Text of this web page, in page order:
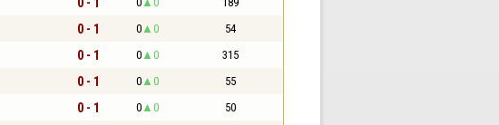
0 - 1 0 0 54
0 - 1 0 0 315
0 - 1 0 0 55
0 - 1 0 0 50